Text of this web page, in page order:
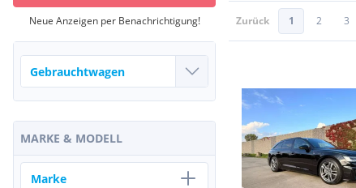
Zurück 1 2 3
Neue Anzeigen per Benachrichtigung!
MARKE & MODELL
Marke